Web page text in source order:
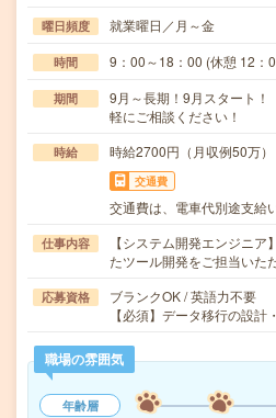
曜日頻度 就業曜日／月～金
時間 9：00～18：00 (休憩 12：
期間
9月～長期！9月スタート
軽にご相談ください！
時給 時給2700円（月収例50万）
交通費
交通費は、電車代別途支給
仕事内容
【システム開発エンジニ
たツール開発をご担当いた
応募資格
ブランクOK / 英語力不要
【必須】データ移行の設計
職場の雰囲気
年齢層